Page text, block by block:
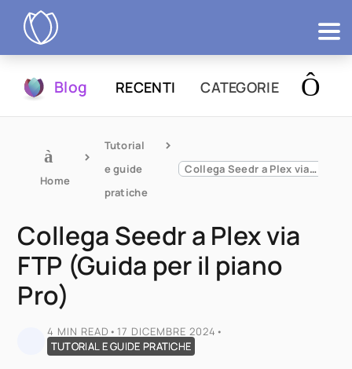
Prova
Blog RECENTI CATEGORIE
Home
Tutorial
e guide
pratiche
Collega Seedr a Plex via FTP (Guida per il piano Pro)
Collega Seedr a Plex via
FTP (Guida per il piano
Pro)
4 MIN READ • 17 DICEMBRE 2024 •
TUTORIAL E GUIDE PRATICHE